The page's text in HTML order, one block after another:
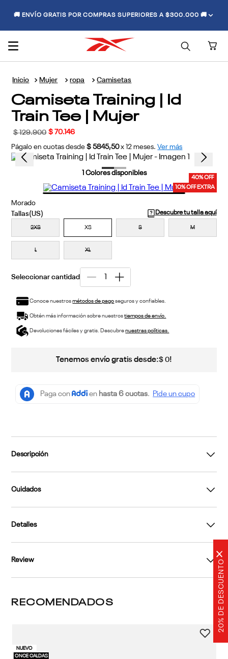
20% DE DESCUENTO
×
🚚 ENVÍO GRATIS POR COMPRAS SUPERIORES A $300.000 🚚
Mujer ropa Camisetas
Camiseta Training | Id
Train Tee | Mujer
$ 129.900 $ 70.146
Págalo en cuotas desde $ 5845,50 x 12 meses. Ver más
40% OFF
10% OFF EXTRA
Colores disponibles
Morado
Descubre tu talla aquí
2XS XS S M
L XL
Conoce nuestrosmétodos de pagoseguros y confiables.
Obtén más información sobre nuestrostiempos de envío.
Devoluciones fáciles y gratis. Descubrenuestras políticas.
Tenemos envío gratis desde:$ 0!
Descripción
Cuidados
Detalles
Review
RECOMENDADOS
NUEVO
ONCE CALDAS
2